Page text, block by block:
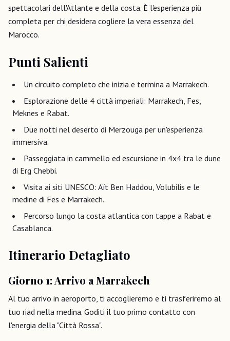
spettacolari dell'Atlante e della costa. È l'esperienza più
completa per chi desidera cogliere la vera essenza del
Marocco.
Punti Salienti
Un circuito completo che inizia e termina a Marrakech.
Esplorazione delle 4 città imperiali: Marrakech, Fes,
Meknes e Rabat.
Due notti nel deserto di Merzouga per un'esperienza
immersiva.
Passeggiata in cammello ed escursione in 4x4 tra le dune
di Erg Chebbi.
Visita ai siti UNESCO: Aït Ben Haddou, Volubilis e le
medine di Fes e Marrakech.
Percorso lungo la costa atlantica con tappe a Rabat e
Casablanca.
Itinerario Detagliato
Giorno 1: Arrivo a Marrakech
Al tuo arrivo in aeroporto, ti accoglieremo e ti trasferiremo al
tuo riad nella medina. Goditi il tuo primo contatto con
l'energia della "Città Rossa".